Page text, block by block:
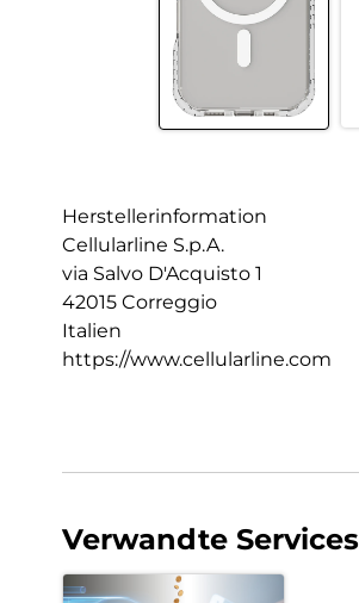
Herstellerinformation
Cellularline S.p.A.
via Salvo D'Acquisto 1
42015 Correggio
Italien
https://www.cellularline.com
Verwandte Services